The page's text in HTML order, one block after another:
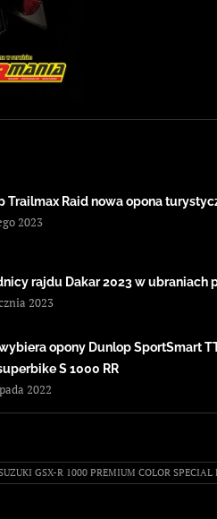
Trailmax Raid nowa opona
2023
rajdu Dakar 2023 w ubraniach
2023
opony Dunlop SportSmart
S 1000 RR
2022
GSX-R 1000 PREMIUM COLOR